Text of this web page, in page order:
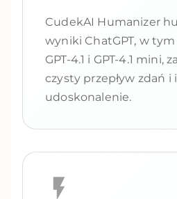
CudekAI Humanizer
wyniki ChatGPT, w tym
GPT-4.1 i GPT-4.1 mini,
czysty przepływ zdań i
udoskonalenie.